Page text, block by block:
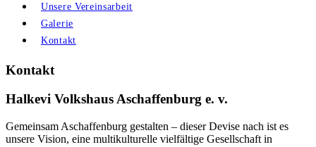
Unsere Vereinsarbeit
Galerie
Kontakt
Kontakt
Halkevi Volkshaus Aschaffenburg e. v.
Gemeinsam Aschaffenburg gestalten – dieser Devise nach ist es
unsere Vision, eine multikulturelle vielfältige Gesellschaft in